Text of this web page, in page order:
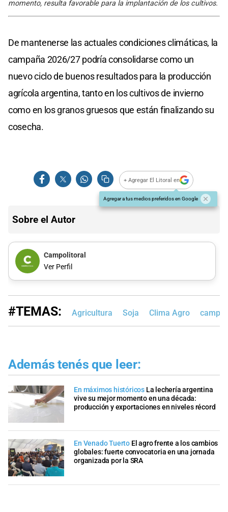
momento, resulta favorable para la implantación de los cultivos.
De mantenerse las actuales condiciones climáticas, la
campaña 2026/27 podría consolidarse como un
nuevo ciclo de buenos resultados para la producción
agrícola argentina, tanto en los cultivos de invierno
como en los granos gruesos que están finalizando su
cosecha.
+ Agregar El Litoral en
Agregar a tus medios preferidos en Google
Sobre el Autor
Campolitoral
Ver Perfil
#TEMAS: Agricultura Soja Clima Agro
Además tenés que leer:
En máximos históricos La lechería argentina
vive su mejor momento en una década:
producción y exportaciones en niveles récord
En Venado Tuerto El agro frente a los cambios
globales: fuerte convocatoria en una jornada
organizada por la SRA